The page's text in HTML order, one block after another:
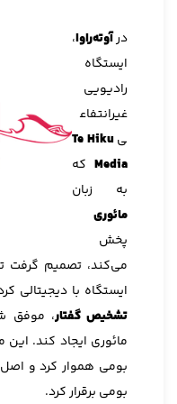
درآوته‌راوا،
ایستگاه
رادیویی
غیرانتفاع
یTe Hiku
Media که
به زبان
مائوری
پخش
می‌کند، تصمیم گرفت
ایستگاه با
تشخیص گفتار، موفق
مائوری ایجاد کند. این
بومی هموار کرد و اصل
بومی برقرار کرد.